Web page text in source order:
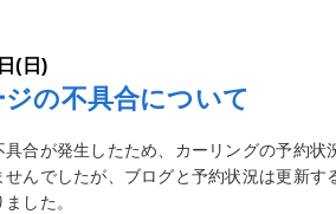
(日)
の不具合について
具合が発生したため、カーリングの予約状
せんでしたが、ブログと予約状況は更新す
した。